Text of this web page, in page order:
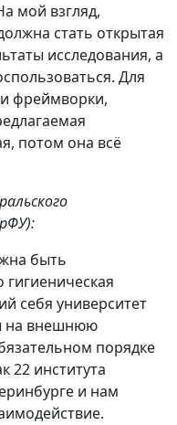
мой взгляд,
стать открытая
исследования, а
Для
фреймворки,
потом она всё
быть
гигиеническая
себя университет
на внешнюю
порядке
22 института
и нам